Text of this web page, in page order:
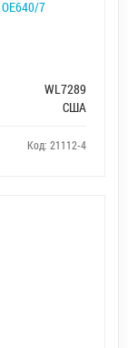
7
WL7289
США
Код: 21112-4